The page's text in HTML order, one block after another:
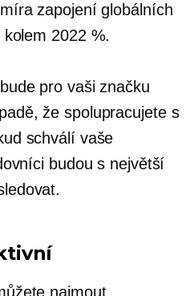
zapojení globálních
2022 %.
pro vaši značku
že spolupracujete s
schválí vaše
budou s největší
najmout